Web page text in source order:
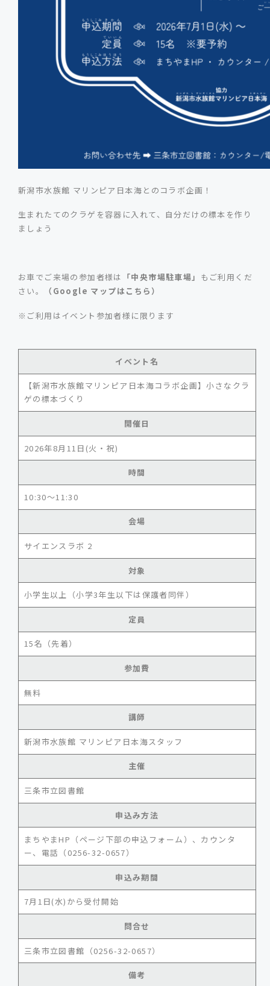
新潟市水族館 マリンピア日本海とのコラボ企画！
生まれたてのクラゲを容器に入れて、自分だけの標本を作り
ましょう
お車でご来場の参加者様は 「中央市場駐車場」 もご利用くだ
さい。
（Google マップはこちら）
※ご利用はイベント参加者様に限ります
イベント名
【新潟市水族館マリンピア日本海コラボ企画】小さなクラ
ゲの標本づくり
開催日
2026年8月11日(火・祝)
時間
10:30～11:30
会場
サイエンスラボ 2
対象
小学生以上（小学3年生以下は保護者同伴）
定員
15名（先着）
参加費
無料
講師
新潟市水族館 マリンピア日本海スタッフ
主催
三条市立図書館
申込み方法
まちやまHP（ページ下部の申込フォーム）、カウンタ
ー、電話（0256-32-0657）
申込み期間
7月1日(水)から受付開始
問合せ
三条市立図書館（0256-32-0657）
備考